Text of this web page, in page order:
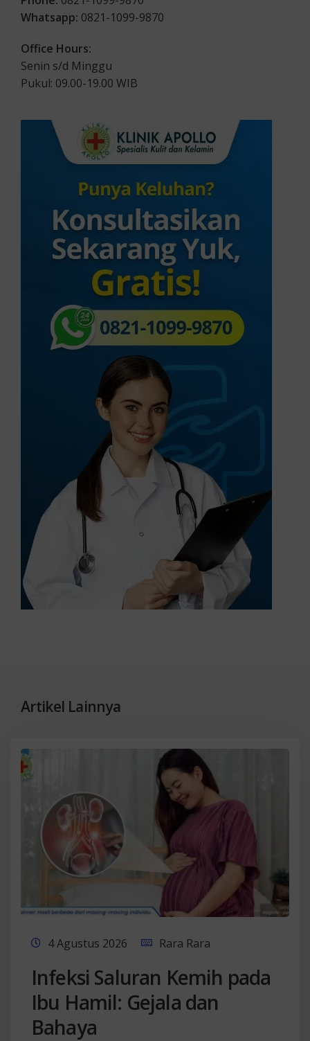
Whatsapp: 0821-1099-9870
Office Hours:
Senin s/d Minggu
Pukul: 09.00-19.00 WIB
Artikel Lainnya
4 Agustus 2026 Rara Rara
Infeksi Saluran Kemih pada
Ibu Hamil: Gejala dan
Bahaya